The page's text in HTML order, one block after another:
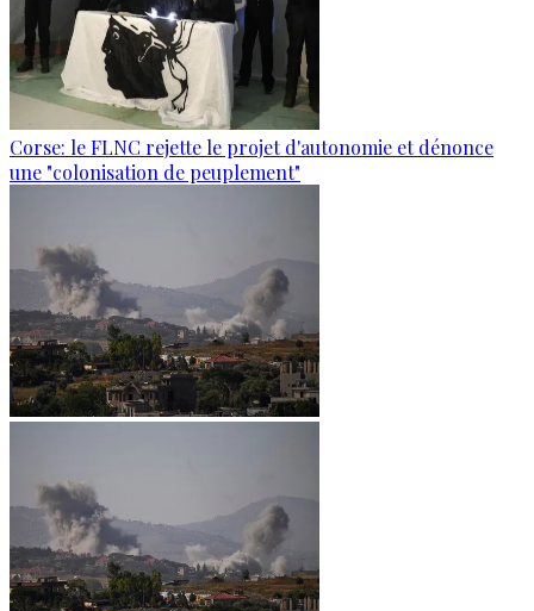
Corse: le FLNC rejette le projet d'autonomie et dénonce
une "colonisation de peuplement"